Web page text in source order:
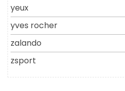
yeux
yves rocher
zalando
zsport